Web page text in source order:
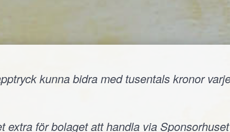
kunna bidra med tusentals kronor
extra för bolaget att handla via